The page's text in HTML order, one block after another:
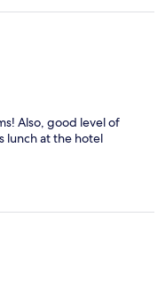
Also, good level of
lunch at the hotel